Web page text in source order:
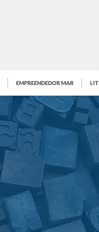
EMPREENDEDOR MAR